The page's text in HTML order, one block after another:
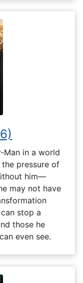
Man in a world
pressure of
him—
may not have
stop a
those he
even see.